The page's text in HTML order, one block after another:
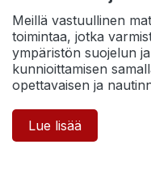
Meillä vastuullinen
toimintaa, jotka
ympäristön suojelun
kunnioittamisen
opettavaisen ja
Lue lisää